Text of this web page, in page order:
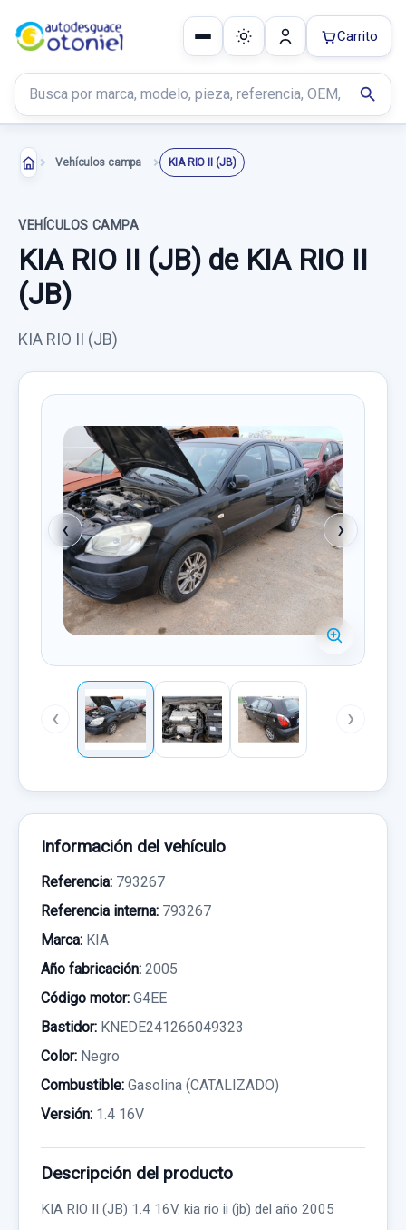
Buscar productos
search
Carrito
Vehículos campa KIA RIO II (JB)
VEHÍCULOS CAMPA
KIA RIO II (JB) de KIA RIO II
(JB)
KIA RIO II (JB)
‹ ›
‹ ›
Información del vehículo
Referencia: 793267
Referencia interna: 793267
Marca: KIA
Año fabricación: 2005
Código motor: G4EE
Bastidor: KNEDE241266049323
Color: Negro
Combustible: Gasolina (CATALIZADO)
Versión: 1.4 16V
Descripción del producto
KIA RIO II (JB) 1.4 16V. kia rio ii (jb) del año 2005